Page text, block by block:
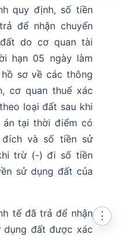
quy định, số tiền
để nhận chuyển
do cơ quan tài
hạn 05 ngày làm
sơ về các thông
cơ quan thuế xác
loại đất sau khi
án tại thời điểm có
đích và số tiền sử
trừ (-) đi số tiền
sử dụng đất của
tế đã trả để nhận
dụng đất được xác
⋮